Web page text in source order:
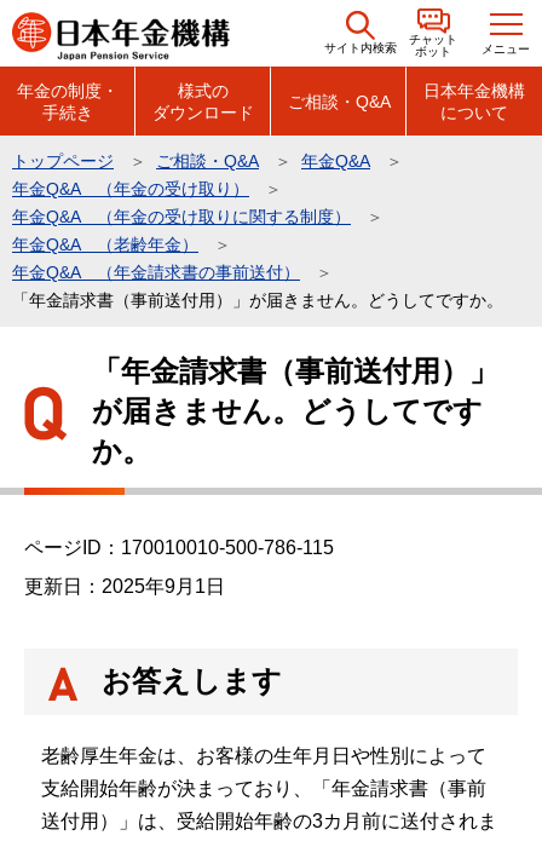
こ
の
の
先
頭
で
サイト内検索
チャット
ボット
メニュー
年金の制度・
手続き
様式の
ダウンロード
ご相談・Q&A
日本年金機構
について
トップページ ご相談・Q&A
年金Q&A
年金Q&A （年金の受け取り）
年金Q&A （年金の受け取りに関する制度）
年金Q&A （老齢年金）
年金Q&A （年金請求書の事前送付）
「年金請求書（事前送付用）」が届きません。どうしてですか。
「年金請求書（事前送付用）」
が届きません。どうしてです
か。
ページID：170010010-500-786-115
更新日：2025年9月1日
お答えします
老齢厚生年金は、お客様の生年月日や性別によって
支給開始年齢が決まっており、「年金請求書（事前
送付用）」は、受給開始年齢の3カ月前に送付されま